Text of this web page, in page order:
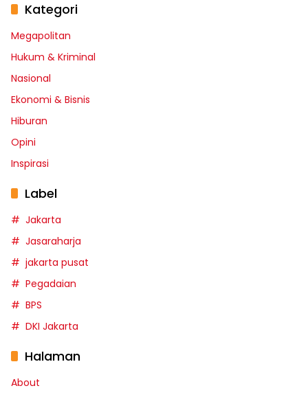
Kategori
Megapolitan
Hukum & Kriminal
Nasional
Ekonomi & Bisnis
Hiburan
Opini
Inspirasi
Label
Jakarta
Jasaraharja
jakarta pusat
Pegadaian
BPS
DKI Jakarta
Halaman
About